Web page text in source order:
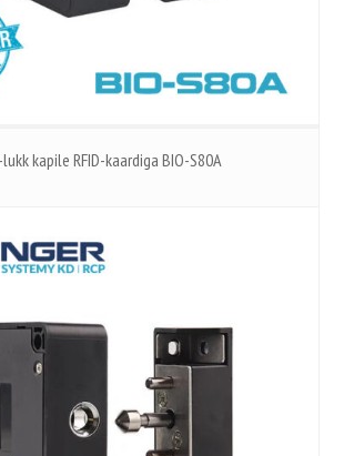
kapile RFID-kaardiga BIO-S80A